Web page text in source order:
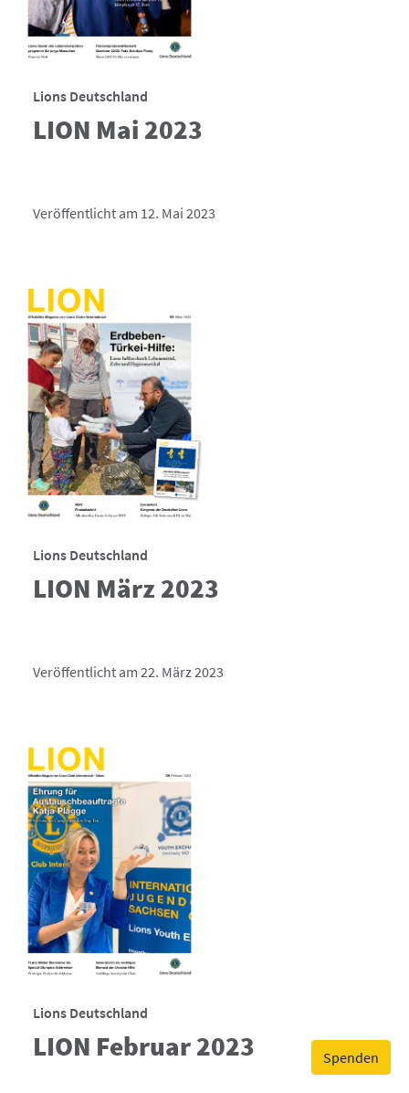
Spenden
Lions Deutschland
LION Mai 2023
Veröffentlicht am 12. Mai 2023
Lions Deutschland
LION März 2023
Veröffentlicht am 22. März 2023
Lions Deutschland
LION Februar 2023